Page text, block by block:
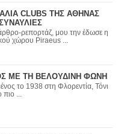
CLUBS ΤΗΣ ΑΘΗΝΑΣ
ρεπορτάζ, μου την έδωσε η
χώρου Piraeus ...
ΜΕ ΤΗ ΒΕΛΟΥΔΙΝΗ ΦΩΝΗ
το 1938 στη Φλορεντία, Τόνι
...